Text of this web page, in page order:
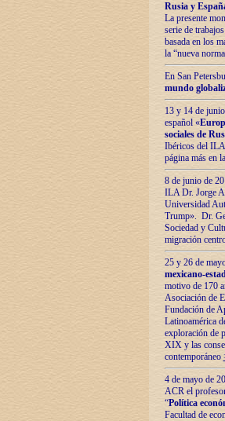
Rusia y
La presente
serie de
basada en los
la “nueva
En San
mundo
13 y 14 de
español «
sociales de
Ibéricos del ILA
página más en
8 de junio de
ILA Dr. Jorge
Universidad
Trump». Dr.
Sociedad y
migración
25 y 26 de
mexicano-
motivo de 170
Asociación de
Fundación de
Latinoamérica
exploración de
XIX y las
contemporáneo
4 de mayo de
ACR el
“Política
Facultad de